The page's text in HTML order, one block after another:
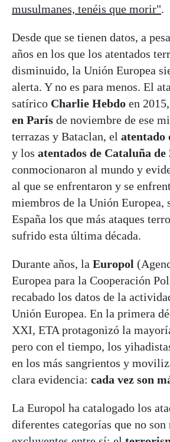
musulmanes, tenéis que morir".
Desde que se tienen datos, a
años en los que los atentados
disminuido, la Unión Europea
alerta. Y no es para menos. El
satírico Charlie Hebdo en
en París de noviembre de ese
terrazas y Bataclan, el atentado
y los atentados de Cataluña de
conmocionaron al mundo y
al que se enfrentaron y se
miembros de la Unión Europea,
España los que más ataques
sufrido esta última década.
Durante años, la Europol
Europea para la Cooperación
recabado los datos de la
Unión Europea. En la primera
XXI, ETA protagonizó la
pero con el tiempo, los
en los más sangrientos y
clara evidencia: cada vez son
La Europol ha catalogado los
diferentes categorías que no son